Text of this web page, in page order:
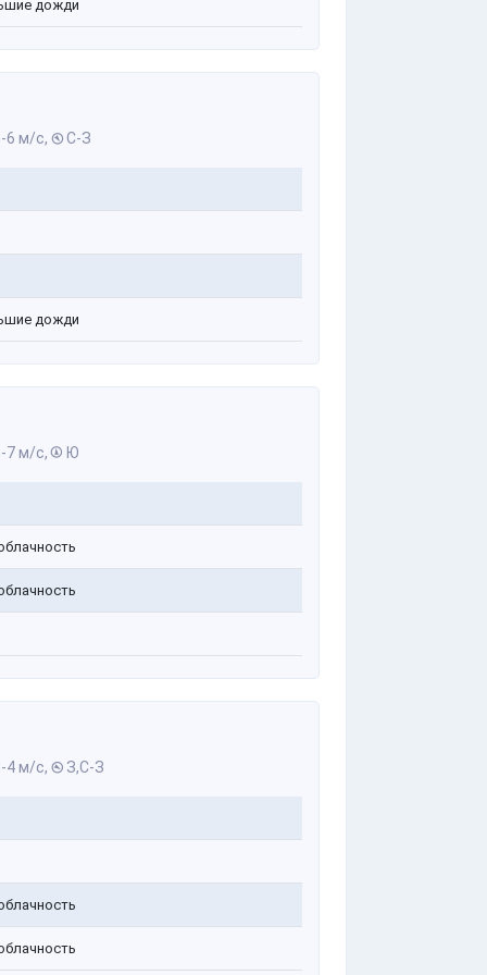
дожди
6 м/с, С-З
дожди
7 м/с, Ю
4 м/с, З,С-З